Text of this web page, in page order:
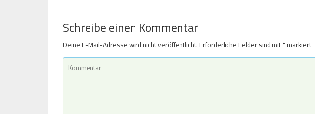
Schreibe einen Kommentar
Deine E-Mail-Adresse wird nicht veröffentlicht. Erforderliche Felder sind mit* markiert